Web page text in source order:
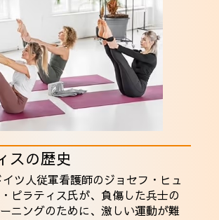
スの歴史
ツ人従軍看護師のジョセフ・ヒュ
ピラティス氏が、負傷した兵士の
ニングのために、激しい運動が難